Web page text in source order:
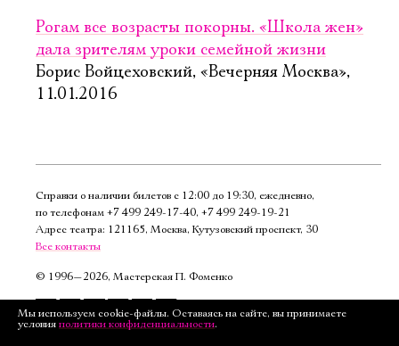
Рогам все возрасты покорны. «Школа жен»
дала зрителям уроки семейной жизни
Борис Войцеховский, «Вечерняя Москва»,
11.01.2016
Справки о наличии билетов с 12:00 до 19:30, ежедневно,
по телефонам +7 499 249‑17‑40, +7 499 249‑19‑21
Адрес театра: 121165, Москва, Кутузовский проспект, 30
Все контакты
© 1996—2026, Мастерская П. Фоменко
Подписаться
Мы используем cookie-файлы. Оставаясь на сайте, вы принимаете
условия политики конфиденциальности.